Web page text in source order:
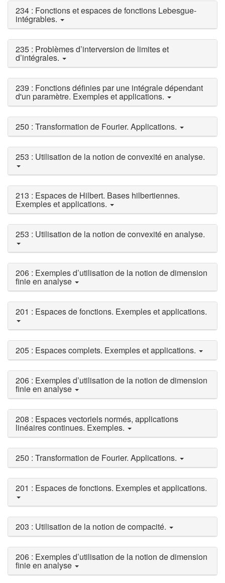
234 : Fonctions et espaces de fonctions Lebesgue-
intégrables.
235 : Problèmes d’interversion de limites et
d’intégrales.
239 : Fonctions définies par une intégrale dépendant
d'un paramètre. Exemples et applications.
250 : Transformation de Fourier. Applications.
253 : Utilisation de la notion de convexité en analyse.
213 : Espaces de Hilbert. Bases hilbertiennes.
Exemples et applications.
253 : Utilisation de la notion de convexité en analyse.
206 : Exemples d’utilisation de la notion de dimension
finie en analyse
201 : Espaces de fonctions. Exemples et applications.
205 : Espaces complets. Exemples et applications.
206 : Exemples d’utilisation de la notion de dimension
finie en analyse
208 : Espaces vectoriels normés, applications
linéaires continues. Exemples.
250 : Transformation de Fourier. Applications.
201 : Espaces de fonctions. Exemples et applications.
203 : Utilisation de la notion de compacité.
206 : Exemples d’utilisation de la notion de dimension
finie en analyse